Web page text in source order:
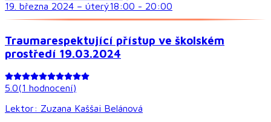
19. března 2024 – úterý18:00 - 20:00
Traumarespektující přístup ve školském
prostředí 19.03.2024
5.0(1 hodnocení)
Lektor: Zuzana Kaššai Belánová